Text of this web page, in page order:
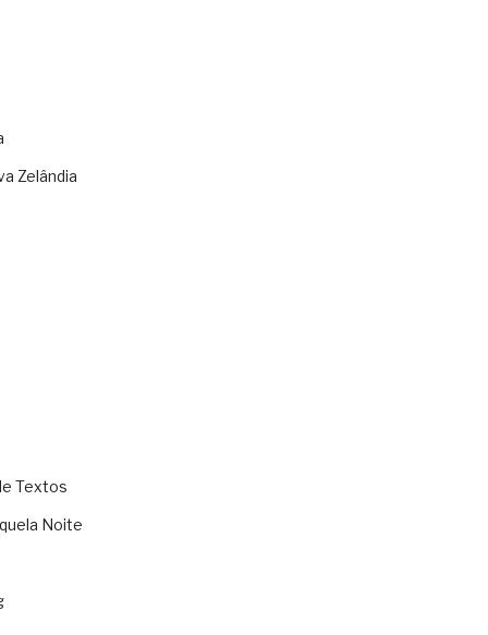
Zelândia
Textos
Noite